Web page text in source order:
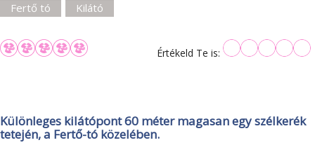
Fertő tó Kilátó
Értékeld Te is:
Különleges kilátópont 60 méter magasan egy szélkerék
tetején, a Fertő-tó közelében.